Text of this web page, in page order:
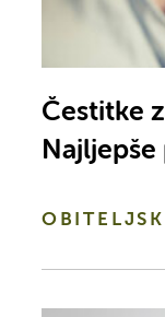
Čestitke